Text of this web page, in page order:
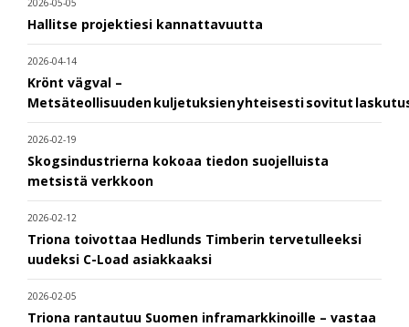
2026-05-05
Hallitse projektiesi kannattavuutta
2026-04-14
Krönt vägval –
Metsäteollisuuden kuljetuksien yhteisesti sovitut
2026-02-19
Skogsindustrierna kokoaa tiedon suojelluista
metsistä verkkoon
2026-02-12
Triona toivottaa Hedlunds Timberin tervetulleeksi
uudeksi C-Load asiakkaaksi
2026-02-05
Triona rantautuu Suomen inframarkkinoille – vastaa